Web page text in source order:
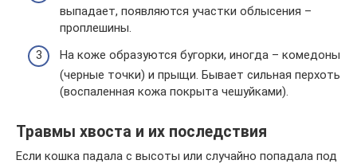
выпадает, появляются участки облысения –
проплешины.
На коже образуются бугорки, иногда – комедоны
(черные точки) и прыщи. Бывает сильная перхоть
(воспаленная кожа покрыта чешуйками).
Травмы хвоста и их последствия
Если кошка падала с высоты или случайно попадала под